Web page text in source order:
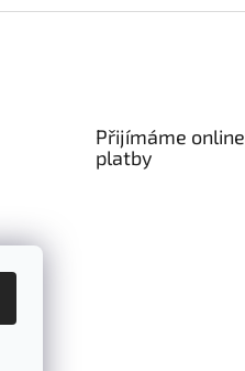
Přijímáme online
platby